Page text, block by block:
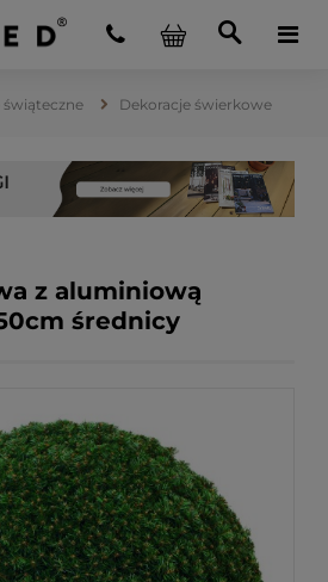
świąteczne Dekoracje świerkowe
z aluminiową
średnicy